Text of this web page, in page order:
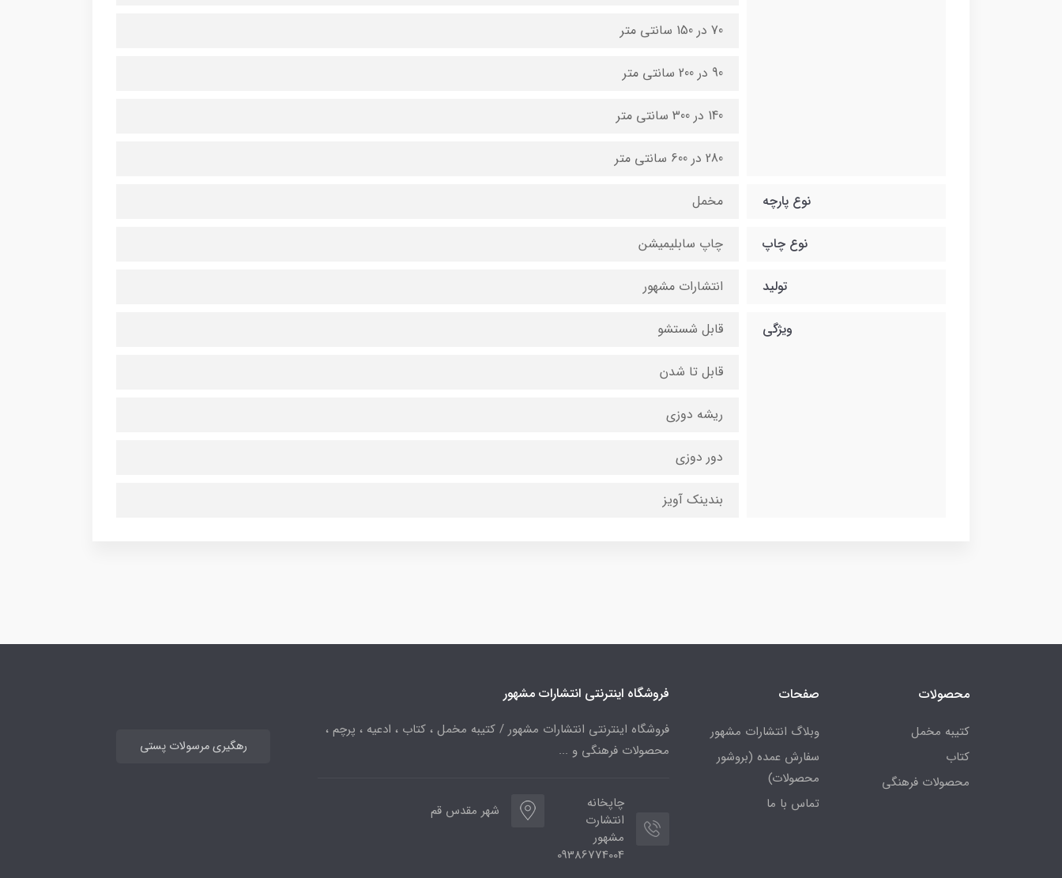
70 در 150 سانتی متر
90 در 200 سانتی متر
140 در 300 سانتی متر
280 در 600 سانتی متر
نوع پارچه مخمل
نوع چاپ چاپ سابلیمیشن
تولید انتشارات مشهور
ویژگی قابل شستشو
قابل تا شدن
ریشه دوزی
دور دوزی
بندینک آویز
محصولات
کتیبه مخمل
کتاب
محصولات فرهنگی
صفحات
وبلاگ انتشارات مشهور
سفارش عمده (بروشور
محصولات)
تماس با ما
فروشگاه اینترنتی انتشارات مشهور
فروشگاه اینترنتی انتشارات مشهور / کتیبه مخمل ، کتاب ، ادعیه ، پرچم ،
محصولات فرهنگی و ...
چاپخانه
انتشارت
مشهور
09386774004
شهر مقدس قم
رهگیری مرسولات پستی